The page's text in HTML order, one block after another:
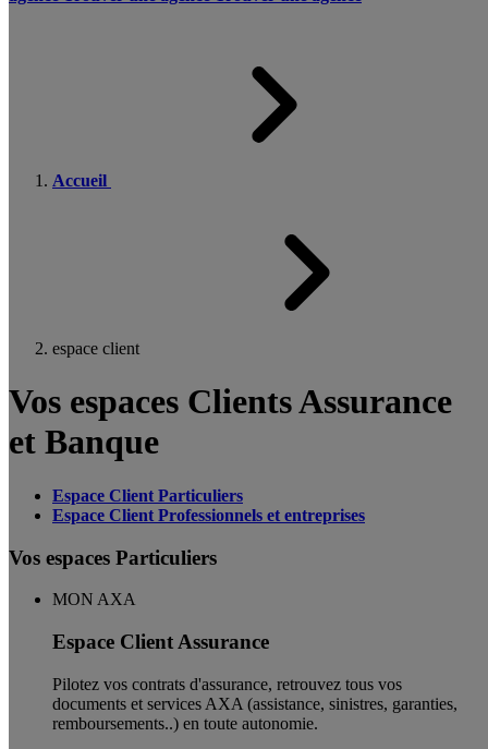
Accueil
espace client
Vos espaces Clients Assurance
et Banque
Espace Client Particuliers
Espace Client Professionnels et entreprises
Vos espaces Particuliers
MON AXA
Espace Client Assurance
Pilotez vos contrats d'assurance, retrouvez tous vos
documents et services AXA (assistance, sinistres, garanties,
remboursements..) en toute autonomie. ​